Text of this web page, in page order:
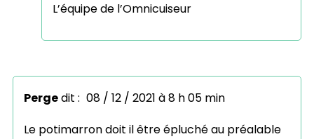
L’équipe de l’Omnicuiseur
Pergedit : 08 / 12 / 2021 à 8 h 05 min
Le potimarron doit il être épluché au préalable